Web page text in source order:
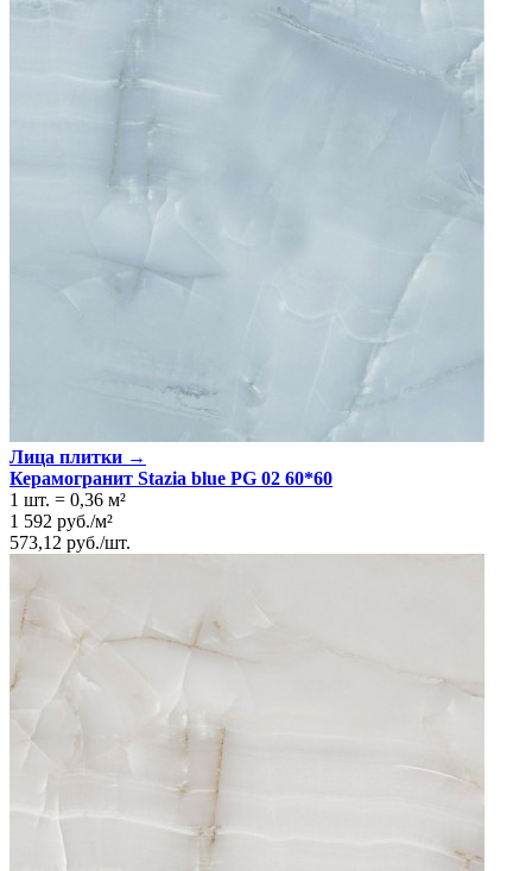
Лица плитки →
Керамогранит Stazia blue PG 02 60*60
1 шт. = 0,36 м²
1 592 руб./м²
573,12 руб./шт.